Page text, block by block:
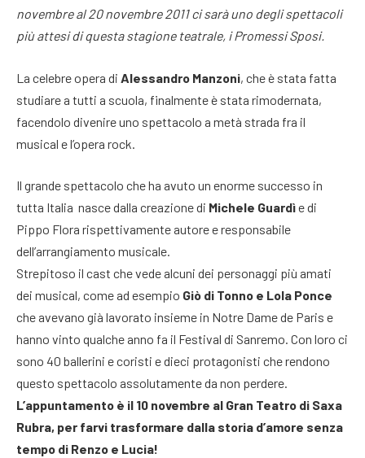
novembre al 20 novembre 2011 ci sarà uno degli spettacoli
più attesi di questa stagione teatrale, i Promessi Sposi.
La celebre opera di Alessandro Manzoni, che è stata fatta
studiare a tutti a scuola, finalmente è stata rimodernata,
facendolo divenire uno spettacolo a metà strada fra il
musical e l’opera rock.
Il grande spettacolo che ha avuto un enorme successo in
tutta Italia nasce dalla creazione di Michele Guardìe di
Pippo Flora rispettivamente autore e responsabile
dell’arrangiamento musicale.
Strepitoso il cast che vede alcuni dei personaggi più amati
dei musical, come ad esempio Giò di Tonno e Lola Ponce
che avevano già lavorato insieme in Notre Dame de Paris e
hanno vinto qualche anno fa il Festival di Sanremo. Con loro ci
sono 40 ballerini e coristi e dieci protagonisti che rendono
questo spettacolo assolutamente da non perdere.
L’appuntamento è il 10 novembre al Gran Teatro di Saxa
Rubra, per farvi trasformare dalla storia d’amore senza
tempo di Renzo e Lucia!